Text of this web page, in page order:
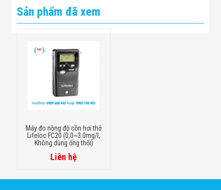
Sản phẩm đã xem
Máy đo nồng độ cồn hơi thở
Lifeloc FC20 (0,0~3.0mg/l,
Không dùng ống thổi)
Liên hệ